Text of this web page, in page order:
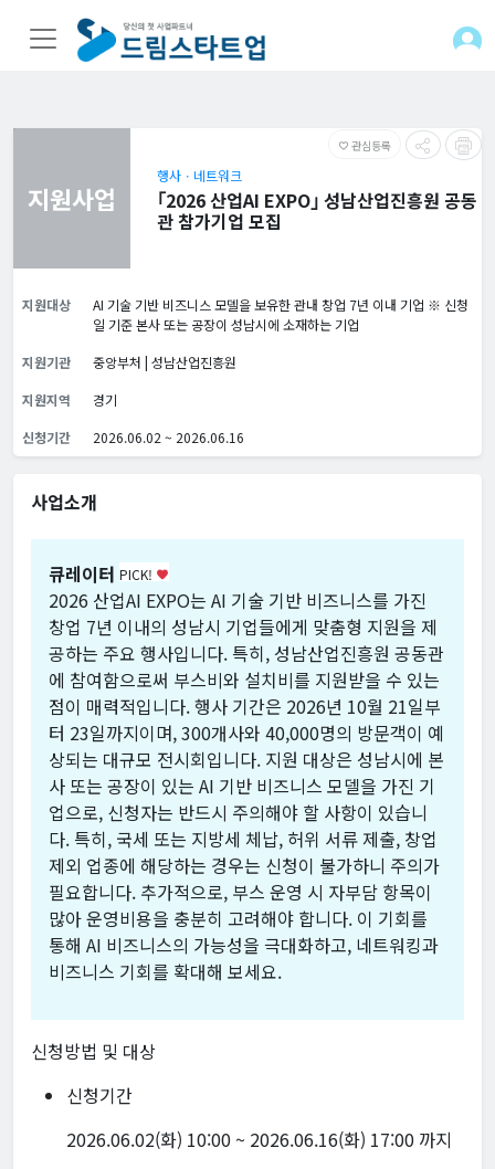
favorite_border 관심등록
지원사업
행사ㆍ네트워크
｢2026 산업AI EXPO｣ 성남산업진흥원 공동
관 참가기업 모집
지원대상
AI 기술 기반 비즈니스 모델을 보유한 관내 창업 7년 이내 기업 ※ 신청
일 기준 본사 또는 공장이 성남시에 소재하는 기업
지원기관
중앙부처 | 성남산업진흥원
지원지역
경기
신청기간
2026.06.02 ~ 2026.06.16
사업소개
큐레이터 PICK! favorite
2026 산업AI EXPO는 AI 기술 기반 비즈니스를 가진
창업 7년 이내의 성남시 기업들에게 맞춤형 지원을 제
공하는 주요 행사입니다. 특히, 성남산업진흥원 공동관
에 참여함으로써 부스비와 설치비를 지원받을 수 있는
점이 매력적입니다. 행사 기간은 2026년 10월 21일부
터 23일까지이며, 300개사와 40,000명의 방문객이 예
상되는 대규모 전시회입니다. 지원 대상은 성남시에 본
사 또는 공장이 있는 AI 기반 비즈니스 모델을 가진 기
업으로, 신청자는 반드시 주의해야 할 사항이 있습니
다. 특히, 국세 또는 지방세 체납, 허위 서류 제출, 창업
제외 업종에 해당하는 경우는 신청이 불가하니 주의가
필요합니다. 추가적으로, 부스 운영 시 자부담 항목이
많아 운영비용을 충분히 고려해야 합니다. 이 기회를
통해 AI 비즈니스의 가능성을 극대화하고, 네트워킹과
비즈니스 기회를 확대해 보세요.
신청방법 및 대상
신청기간
2026.06.02(화) 10:00 ~ 2026.06.16(화) 17:00 까지